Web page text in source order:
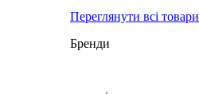
Переглянути всі товари
Бренди